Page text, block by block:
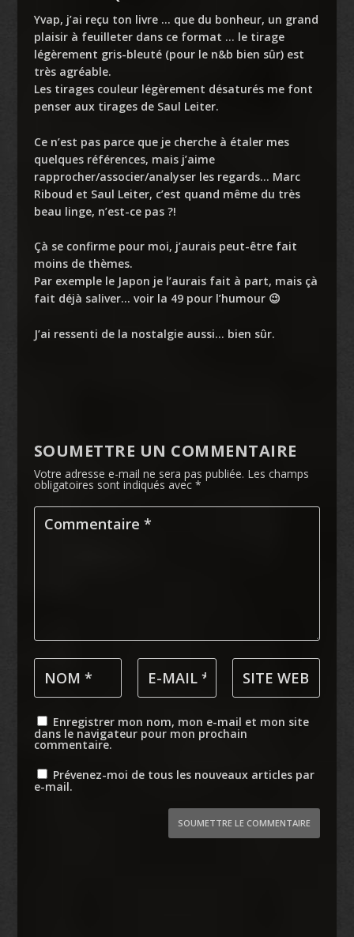
Yvap, j’ai reçu ton livre … que du bonheur, un grand
plaisir à feuilleter dans ce format … le tirage
légèrement gris-bleuté (pour le n&b bien sûr) est
très agréable.
Les tirages couleur légèrement désaturés me font
penser aux tirages de Saul Leiter.
Ce n’est pas parce que je cherche à étaler mes
quelques références, mais j’aime
rapprocher/associer/analyser les regards… Marc
Riboud et Saul Leiter, c’est quand même du très
beau linge, n’est-ce pas ?!
Çà se confirme pour moi, j’aurais peut-être fait
moins de thèmes.
Par exemple le Japon je l’aurais fait à part, mais çà
fait déjà saliver… voir la 49 pour l’humour 😉
J’ai ressenti de la nostalgie aussi… bien sûr.
SOUMETTRE UN COMMENTAIRE
Votre adresse e-mail ne sera pas publiée. Les champs
obligatoires sont indiqués avec *
Enregistrer mon nom, mon e-mail et mon site
dans le navigateur pour mon prochain
commentaire.
Prévenez-moi de tous les nouveaux articles par
e-mail.
SOUMETTRE LE COMMENTAIRE